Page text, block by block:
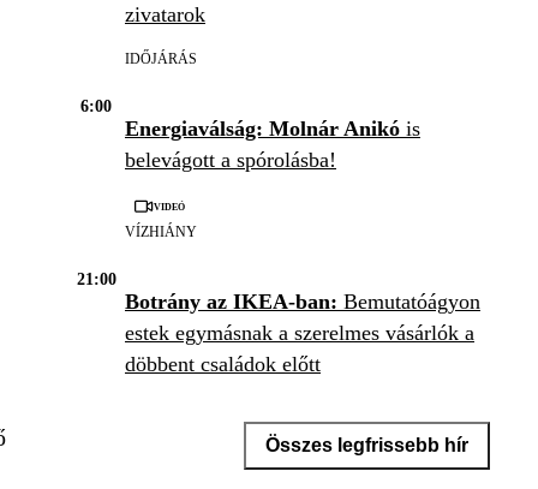
zivatarok
IDŐJÁRÁS
6:00
Energiaválság: Molnár Anikó is
belevágott a spórolásba!
Videó
VÍZHIÁNY
21:00
Botrány az IKEA-ban: Bemutatóágyon
estek egymásnak a szerelmes vásárlók a
döbbent családok előtt
Összes legfrissebb hír